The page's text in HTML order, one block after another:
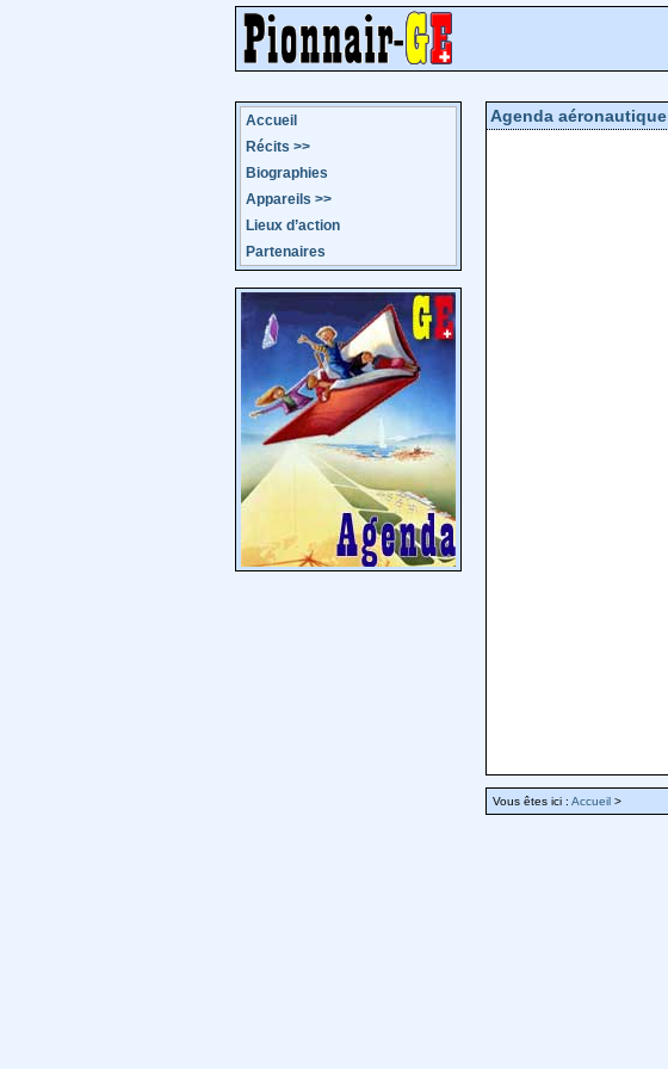
Accueil
Récits >>
Biographies
Appareils >>
Lieux d’action
Partenaires
Agenda aéronautique
Vous êtes ici : Accueil >